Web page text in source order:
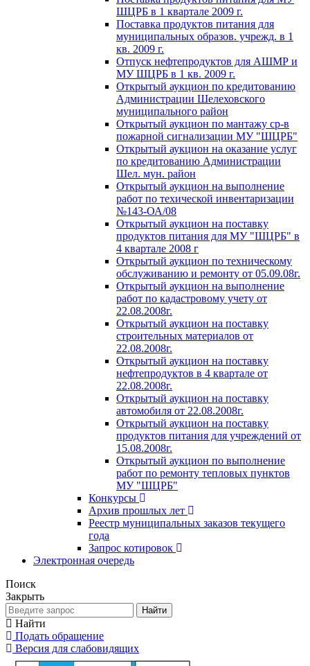
ШЦРБ в 1 квартале 2009 г.
Поставка продуктов питания для
муниципальных образов. учрежд. в 1
кв. 2009 г.
Отпуск нефтепродуктов для АШМР и
МУ ШЦРБ в 1 кв. 2009 г.
Открытый аукцион по кредитованию
Администрации Шелеховского
муниципального район
Открытый аукцион по мантажу ср-в
пожарной сигнализации МУ "ШЦРБ"
Открытый аукцион на оказание услуг
по кредитованию Администрации
Шел. мун. район
Открытый аукцион на выполнение
работ по техической инвентаризации
№143-ОА/08
Открытый аукцион на поставку
продуктов питания для МУ "ШЦРБ" в
4 квартале 2008 г
Открытый аукцион по техническому
обслуживанию и ремонту от 05.09.08г.
Открытый аукцион на выполнение
работ по кадастровому учету от
22.08.2008г.
Открытый аукцион на поставку
строительных материалов от
22.08.2008г.
Открытый аукцион на поставку
нефтепродуктов в 4 квартале от
22.08.2008г.
Открытый аукцион на поставку
автомобиля от 22.08.2008г.
Открытый аукцион на поставку
продуктов питания для учреждений от
15.08.2008г.
Открытый аукцион по выполнение
работ по ремонту тепловых пунктов
МУ "ШЦРБ"
Конкурсы
Архив прошлых лет
Реестр муниципальных заказов текущего
года
Запрос котировок
Электронная очередь
Поиск
Закрыть
Найти
Найти
Подать обращение
Версия для слабовидящих